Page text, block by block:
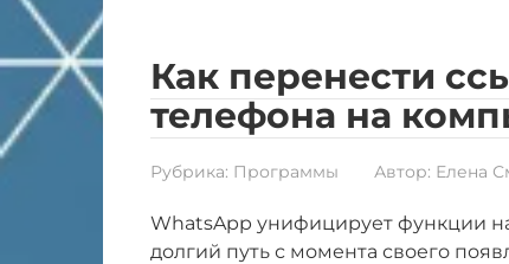
Как перенести
телефона на
Рубрика: Программы Автор: Елена
WhatsApp унифицирует функции
долгий путь с момента своего